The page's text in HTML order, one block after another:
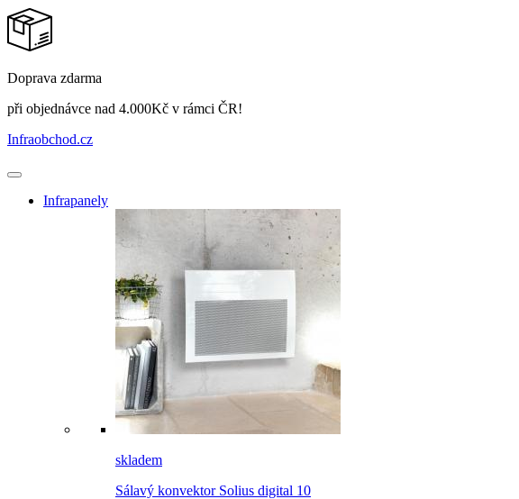
Doprava zdarma
při objednávce nad 4.000Kč v rámci ČR!
Infraobchod.cz
Infrapanely
skladem
Sálavý konvektor Solius digital 10